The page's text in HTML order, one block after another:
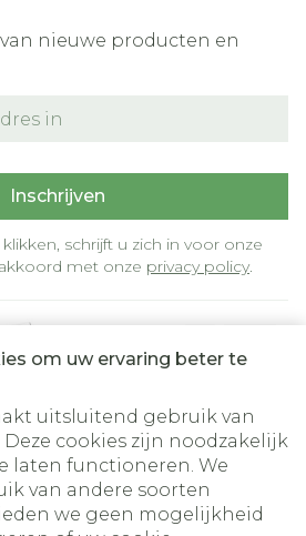
om uw ervaring beter te
uitsluitend gebruik van
Deze cookies zijn noodzakelijk
laten functioneren. We
van andere soorten
we geen mogelijkheid
nieuwe producten en
Inschrijven
schrijft u zich in voor onze
met onze privacy policy.